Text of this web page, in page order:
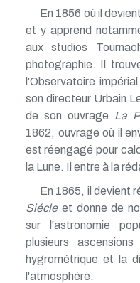
En 1856 où il
et y apprend
aux studios
photographie. Il
l'Observatoire
son directeur Urbain
de son ouvrage La
1862, ouvrage où il
est réengagé pour
la Lune. Il entre à la
En 1865, il devient
Siécleet donne de
sur l'astronomie
plusieurs
hygrométrique et la
l'atmosphére.